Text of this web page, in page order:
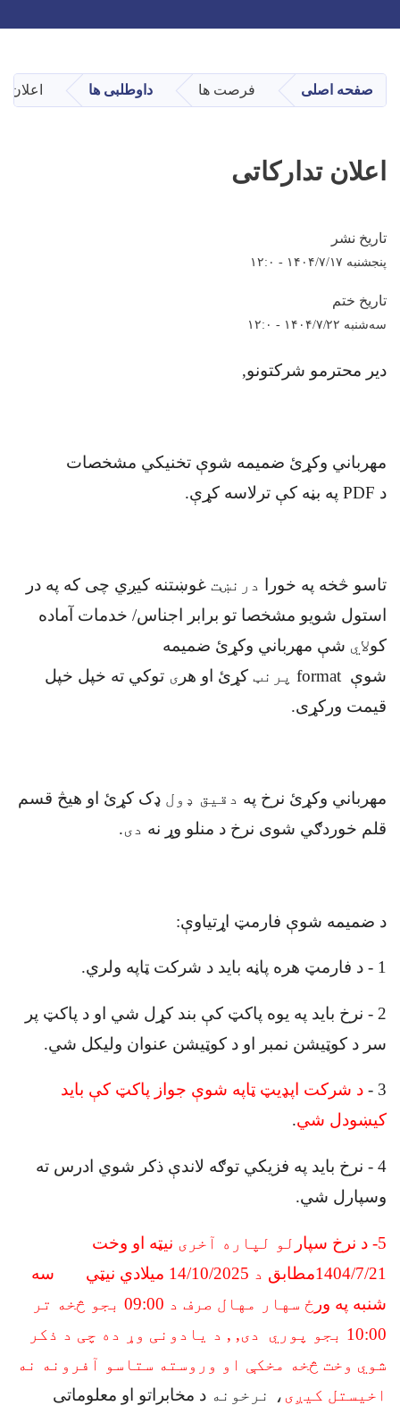
main
content
صفحه اصلی فرصت ها داوطلبی ها اعلان
اعلان تدارکاتی
تاریخ نشر
پنجشنبه ۱۴۰۴/۷/۱۷ - ۱۲:۰
تاریخ ختم
سه‌شنبه ۱۴۰۴/۷/۲۲ - ۱۲:۰
دیر محترمو شرکتونو,
مهرباني وکړئ ضمیمه شوې تخنيکي مشخصات
د PDF په بڼه کې ترلاسه کړې.
تاسو څخه په خورا درنښت غوښتنه کیږي چی که په در
استول شویو مشخصا تو برابر اجناس/ خدمات آماده
کولاي شې مهرباني وکړئ ضمیمه
شوې format پرنټ کړئ او هر ی توکي ته خپل خپل
قیمت ورکړی.
مهرباني وکړئ نرخ په دقیق ډول ډک کړئ او هیڅ قسم
قلم خوردګي شوی نرخ د منلو وړ نه دی.
د ضميمه شوې فارمټ اړتیاوې:
1
- د فارمټ هره پاڼه باید د شرکت ټاپه ولري.
2
- نرخ باید په یوه پاکټ کې بند کړل شي او د پاکټ پر
سر د کوټيشن نمبر او د کوټیشن عنوان وليکل شي.
3
- د شرکت اپډيټ ټاپه شوې جواز پاکټ کې بايد
کيښودل شي.
4
- نرخ باید په فزیکي توګه لاندې ذکر شوي ادرس ته
وسپارل شي.
5
- د نرخ سپار لو لپاره آخری نیټه او وخت
1404/7/21مطابق
د
14/10/2025 میلادي نیټي سه
شنبه په ور ځ سهار مهال صرف د 09:00
بجو څخه تر
10:00 بجو پوري دی,
, د یادونی وړ ده چی د ذکر
شوي وخت څخه مخکې او وروسته ستاسو آفرونه نه
اخیستل کیږی ، نرخونه د مخابراتو او معلوماتی